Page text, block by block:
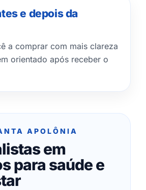
e depois da
a comprar com mais clareza
orientado após receber o
APOLÔNIA
em
para saúde e